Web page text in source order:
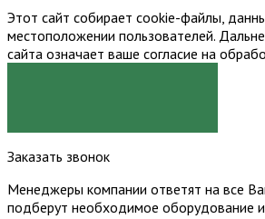
Этот сайт собирает cookie-файлы,
местоположении пользователей.
сайта означает ваше согласие на
Заказать звонок
Менеджеры компании ответят на все
подберут необходимое оборудование